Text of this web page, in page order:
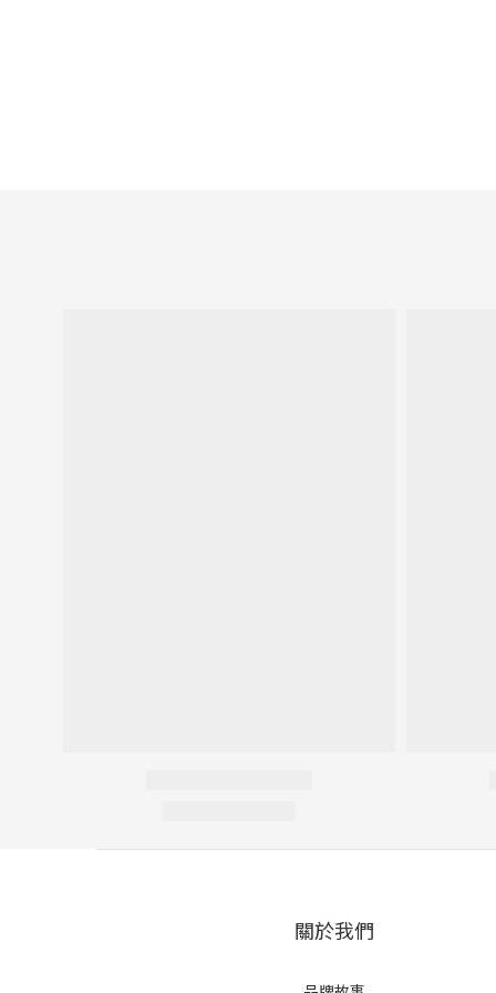
關於我們